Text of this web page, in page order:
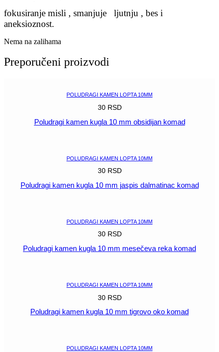
fokusiranje misli , smanjuje ljutnju , bes i
aneksioznost.
Nema na zalihama
Preporučeni proizvodi
POLUDRAGI KAMEN LOPTA 10MM
30 RSD
Poludragi kamen kugla 10 mm obsidijan komad
POLUDRAGI KAMEN LOPTA 10MM
30 RSD
Poludragi kamen kugla 10 mm jaspis dalmatinac komad
POLUDRAGI KAMEN LOPTA 10MM
30 RSD
Poludragi kamen kugla 10 mm mesečeva reka komad
POLUDRAGI KAMEN LOPTA 10MM
30 RSD
Poludragi kamen kugla 10 mm tigrovo oko komad
POLUDRAGI KAMEN LOPTA 10MM